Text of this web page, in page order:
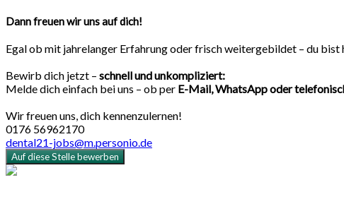
Dann freuen wir uns auf dich!
Egal ob mit jahrelanger Erfahrung oder frisch weitergebildet – du bist
Bewirb dich jetzt – schnell und unkompliziert:
Melde dich einfach bei uns – ob per E-Mail, WhatsApp oder
Wir freuen uns, dich kennenzulernen!
0176 56962170
dental21-jobs@m.personio.de
Auf diese Stelle bewerben